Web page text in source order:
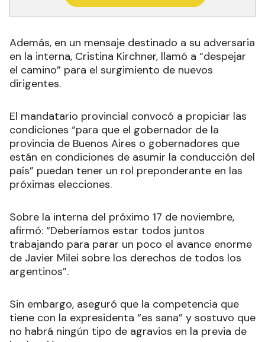
Además, en un mensaje destinado a su adversaria
en la interna, Cristina Kirchner, llamó a “despejar
el camino” para el surgimiento de nuevos
dirigentes.
El mandatario provincial convocó a propiciar las
condiciones “para que el gobernador de la
provincia de Buenos Aires o gobernadores que
están en condiciones de asumir la conducción del
país” puedan tener un rol preponderante en las
próximas elecciones.
Sobre la interna del próximo 17 de noviembre,
afirmó: “Deberíamos estar todos juntos
trabajando para parar un poco el avance enorme
de Javier Milei sobre los derechos de todos los
argentinos”.
Sin embargo, aseguró que la competencia que
tiene con la expresidenta “es sana” y sostuvo que
no habrá ningún tipo de agravios en la previa de